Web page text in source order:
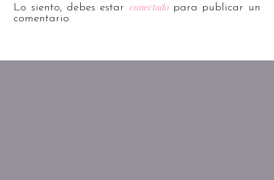
Lo siento, debes estar conectadopara publicar un
comentario.